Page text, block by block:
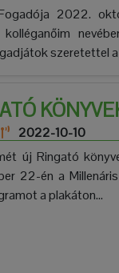
2022.
szeretettel
2022-10-10
új Ringató
22-én a
a plakáton...